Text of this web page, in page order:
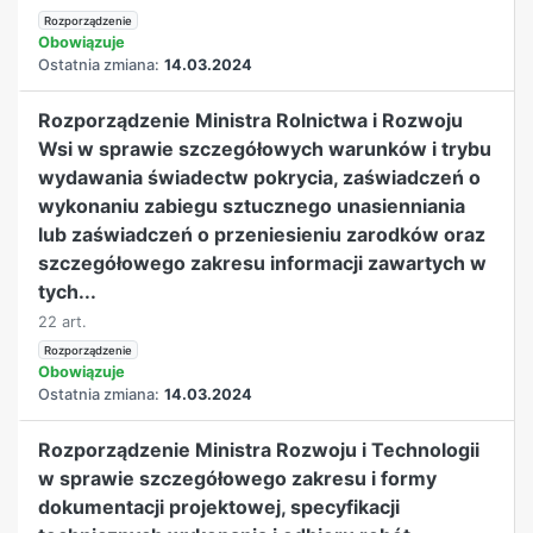
Rozporządzenie
Obowiązuje
Ostatnia zmiana: 14.03.2024
Rozporządzenie Ministra Rolnictwa i Rozwoju
Wsi w sprawie szczegółowych warunków i trybu
wydawania świadectw pokrycia, zaświadczeń o
wykonaniu zabiegu sztucznego unasienniania
lub zaświadczeń o przeniesieniu zarodków oraz
szczegółowego zakresu informacji zawartych w
tych...
22 art.
Rozporządzenie
Obowiązuje
Ostatnia zmiana: 14.03.2024
Rozporządzenie Ministra Rozwoju i Technologii
w sprawie szczegółowego zakresu i formy
dokumentacji projektowej, specyfikacji